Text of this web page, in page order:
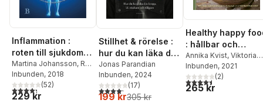
Inflammation :
roten till sjukdom
och vad du själv
kan göra för att
läka
Martina Johansson, Ralf
Sundberg
Inbunden, 2018
4,3utav 5 stjärnor. Totalt antal röster:
(52)
229 kr
Stillhet & rörelse :
hur du kan läka din
kropp, bli starkare
och tåligare
Jonas Parandian
Inbunden, 2024
4,2utav 5 stjärnor. Totalt antal röster:
(17)
199 kr305 kr
Healthy happy
: hållbar och
hälsosam på 28
dagar med
växtbaserad kost
Annika Kvist, Viktoria
Tindberg
Inbunden, 2021
4,5utav 5 stjärnor.
(2)
265 kr